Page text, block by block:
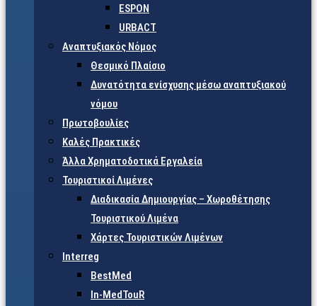
ESPON
URBACT
Αναπτυξιακός Νόμος
Θεσμικό Πλαίσιο
Δυνατότητα ενίσχυσης μέσω αναπτυξιακού
νόμου
Πρωτοβουλίες
Καλές Πρακτικές
Άλλα Χρηματοδοτικά Εργαλεία
Τουριστικοί Λιμένες
Διαδικασία Δημιουργίας – Χωροθέτησης
Τουριστικού Λιμένα
Χάρτες Τουριστικών Λιμένων
Interreg
BestMed
In-MedTouR